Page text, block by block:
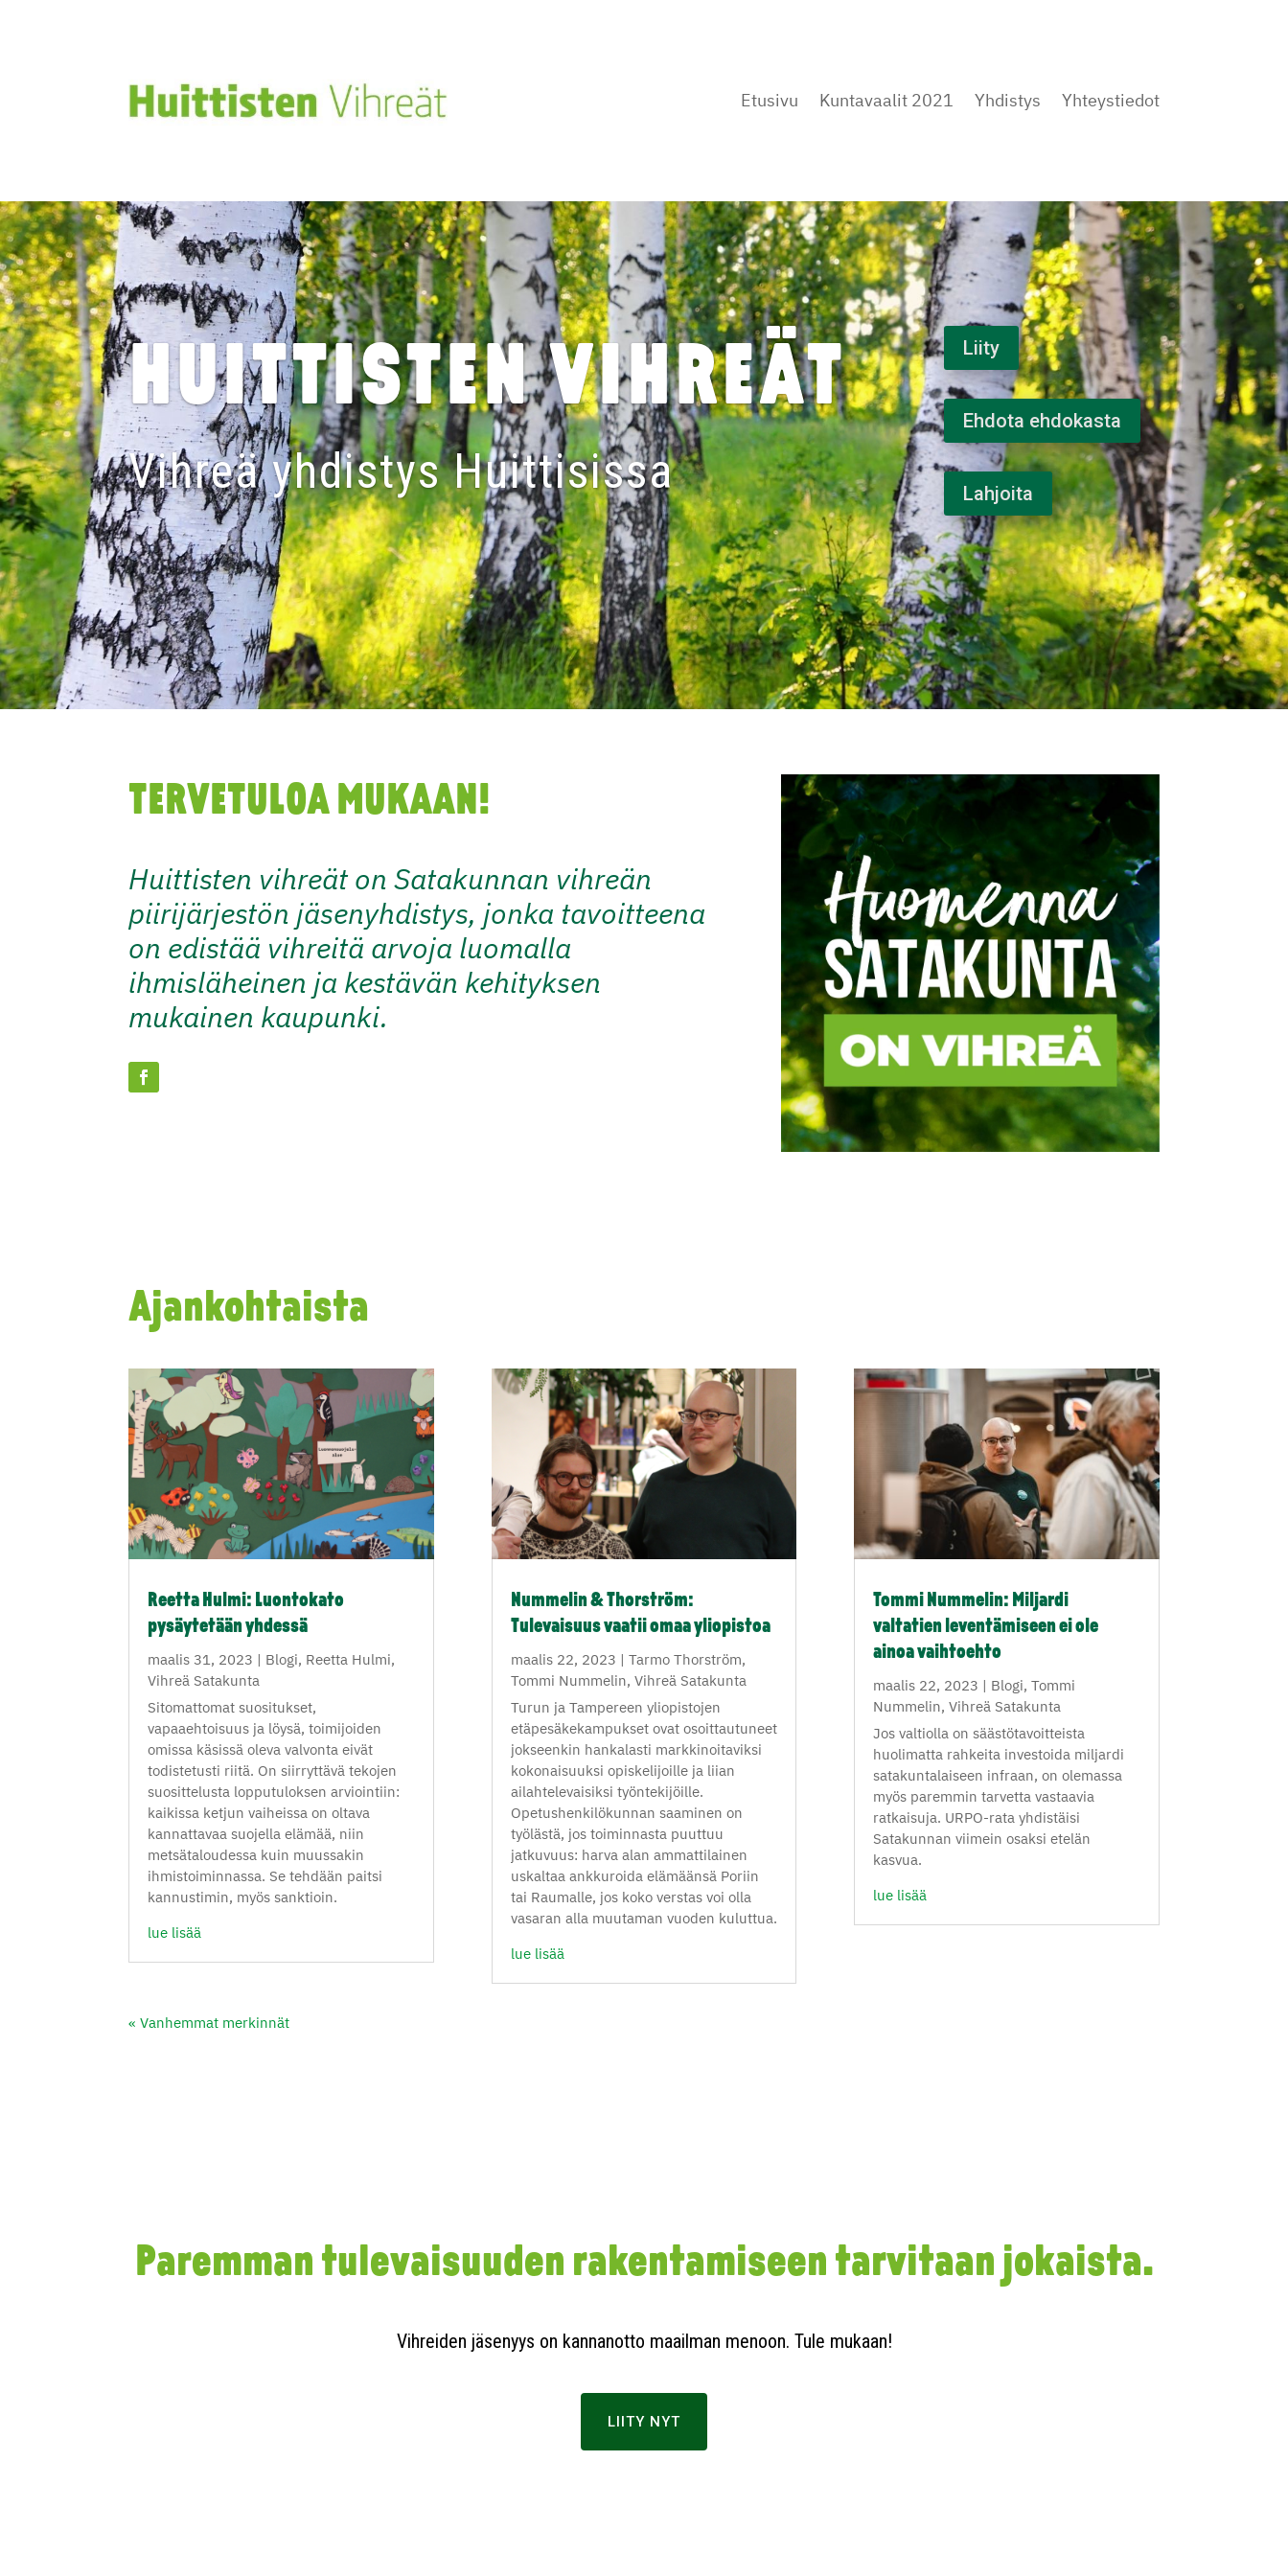
Etusivu Kuntavaalit 2021 Yhdistys Yhteystiedot
HUITTISTEN VIHREÄT
Vihreä yhdistys Huittisissa
Liity
Ehdota ehdokasta
Lahjoita
TERVETULOA MUKAAN!
Huittisten vihreät on Satakunnan vihreän
piirijärjestön jäsenyhdistys, jonka tavoitteena
on edistää vihreitä arvoja luomalla
ihmisläheinen ja kestävän kehityksen
mukainen kaupunki.
Ajankohtaista
Reetta Hulmi: Luontokato
pysäytetään yhdessä
maalis 31, 2023 | Blogi, Reetta Hulmi,
Vihreä Satakunta
Sitomattomat suositukset,
vapaaehtoisuus ja löysä, toimijoiden
omissa käsissä oleva valvonta eivät
todistetusti riitä. On siirryttävä tekojen
suosittelusta lopputuloksen arviointiin:
kaikissa ketjun vaiheissa on oltava
kannattavaa suojella elämää, niin
metsätaloudessa kuin muussakin
ihmistoiminnassa. Se tehdään paitsi
kannustimin, myös sanktioin.
lue lisää
Nummelin & Thorström:
Tulevaisuus vaatii omaa yliopistoa
maalis 22, 2023 | Tarmo Thorström,
Tommi Nummelin, Vihreä Satakunta
Turun ja Tampereen yliopistojen
etäpesäkekampukset ovat osoittautuneet
jokseenkin hankalasti markkinoitaviksi
kokonaisuuksi opiskelijoille ja liian
ailahtelevaisiksi työntekijöille.
Opetushenkilökunnan saaminen on
työlästä, jos toiminnasta puuttuu
jatkuvuus: harva alan ammattilainen
uskaltaa ankkuroida elämäänsä Poriin
tai Raumalle, jos koko verstas voi olla
vasaran alla muutaman vuoden kuluttua.
lue lisää
Tommi Nummelin: Miljardi
valtatien leventämiseen ei ole
ainoa vaihtoehto
maalis 22, 2023 | Blogi, Tommi
Nummelin, Vihreä Satakunta
Jos valtiolla on säästötavoitteista
huolimatta rahkeita investoida miljardi
satakuntalaiseen infraan, on olemassa
myös paremmin tarvetta vastaavia
ratkaisuja. URPO-rata yhdistäisi
Satakunnan viimein osaksi etelän
kasvua.
lue lisää
« Vanhemmat merkinnät
Paremman tulevaisuuden rakentamiseen tarvitaan jokaista.
Vihreiden jäsenyys on kannanotto maailman menoon. Tule mukaan!
LIITY NYT